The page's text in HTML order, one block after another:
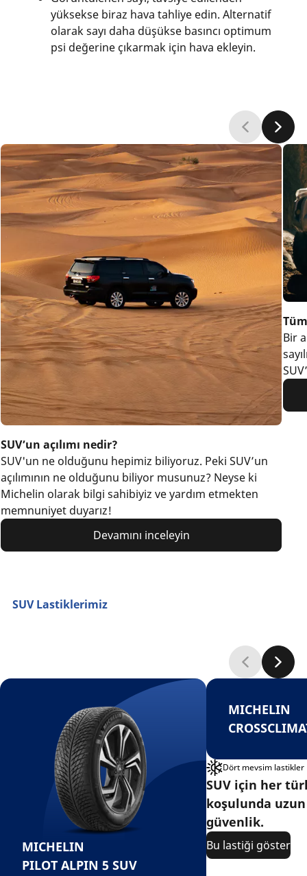
yüksekse biraz hava tahliye edin. Alternatif
olarak sayı daha düşükse basıncı optimum
psi değerine çıkarmak için hava ekleyin.
SUV’un açılımı nedir?
SUV'un ne olduğunu hepimiz biliyoruz. Peki SUV’un
açılımının ne olduğunu biliyor musunuz? Neyse ki
Michelin olarak bilgi sahibiyiz ve yardım etmekten
memnuniyet duyarız!
Devamını inceleyin
Bir
SUV Lastiklerimiz
MICHELIN
PILOT ALPIN 5 SUV
MICHELIN
Dört mevsim lastikler
SUV için her
koşulunda
güvenlik.
Bu lastiği göster